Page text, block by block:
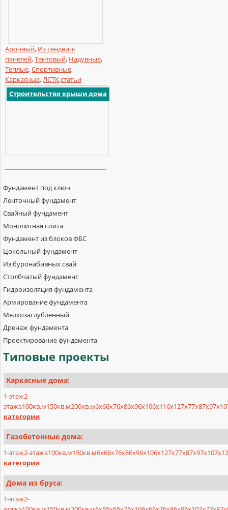
Арочный, Из сендвич-
панелей,Тентовый, Надувные,
Теплые,Спортивные,
Каркасные,ЛСТК,статьи
Строительство крыши дома
Фундамент под ключ
Ленточный фундамент
Свайный фундамент
Монолитная плита
Фундамент из блоков ФБС
Цокольный фундамент
Из буронабивных свай
Столбчатый фундамент
Гидроизоляция фундамента
Армирование фундамента
Мелкозаглубленный
Дренаж фундамента
Проектирование фундамента
Типовые проекты
Каркасные дома:
1-этаж2-
этажа100кв.м150кв.м200кв.м6х66х76х86х96х106х116х127х77х87х97х10
категории
Газобетонные дома:
1-этаж2-этажа100кв.м150кв.м6x66x76x86x96x106x127x77x87x97x107x12
категории
Дома из бруса:
1-этаж2-